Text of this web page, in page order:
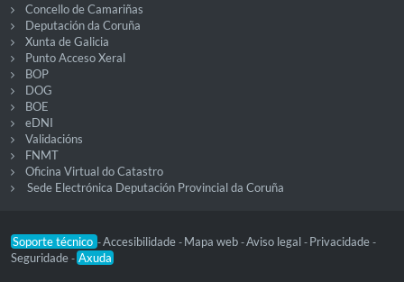
Concello de Camariñas
Deputación da Coruña
Xunta de Galicia
Punto Acceso Xeral
BOP
DOG
BOE
eDNI
Validacións
FNMT
Oficina Virtual do Catastro
Sede Electrónica Deputación Provincial da Coruña
Soporte técnico -Accesibilidade - Mapa web -Aviso legal - Privacidade -
Seguridade - Axuda